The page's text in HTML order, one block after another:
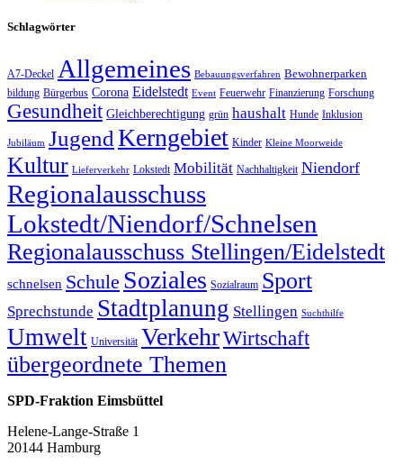
Schlagwörter
A7-Deckel Allgemeines Bebauungsverfahren Bewohnerparken
bildung Bürgerbus Corona Eidelstedt Event Feuerwehr Finanzierung Forschung
Gesundheit Gleichberechtigung grün haushalt Hunde Inklusion
Jubiläum Jugend Kerngebiet Kinder Kleine Moorweide
Kultur Lieferverkehr Lokstedt Mobilität Nachhaltigkeit Niendorf
Regionalausschuss
Lokstedt/Niendorf/Schnelsen
Regionalausschuss Stellingen/Eidelstedt
schnelsen Schule Soziales Sozialraum Sport
Sprechstunde Stadtplanung Stellingen Suchthilfe
Umwelt Universität VerkehrWirtschaft
übergeordnete Themen
SPD-Fraktion Eimsbüttel
Helene-Lange-Straße 1
20144 Hamburg